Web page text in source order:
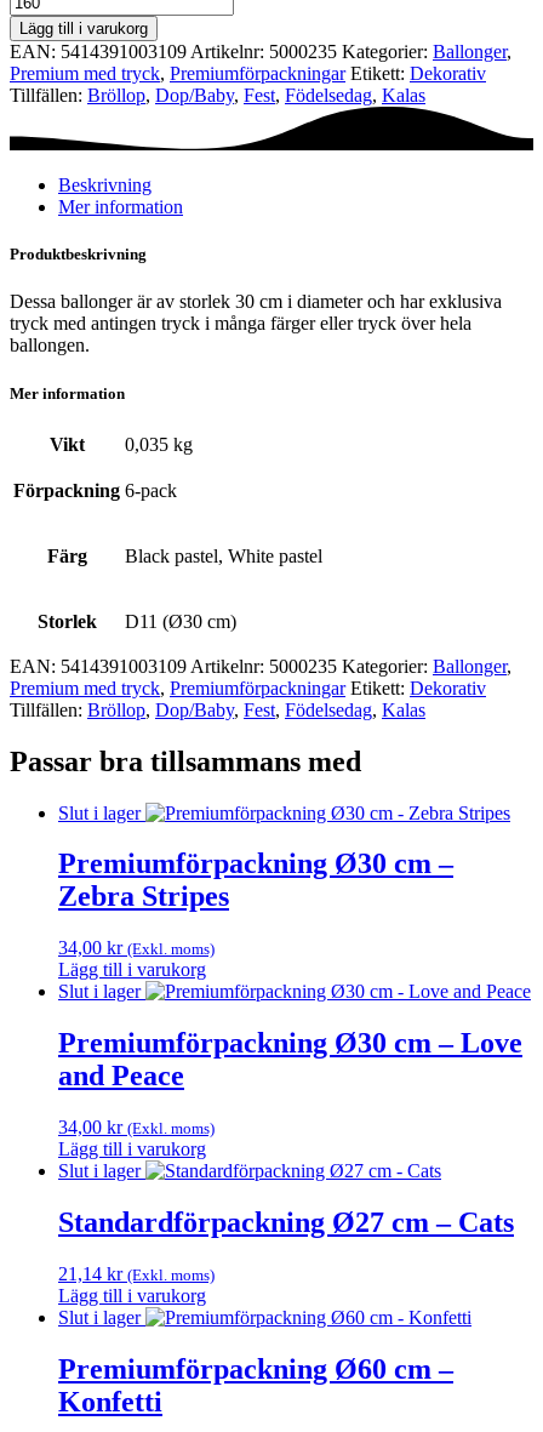
Ø30
cm
-
Circles
mängd
Lägg till i varukorg
EAN: 5414391003109 Artikelnr: 5000235 Kategorier: Ballonger,
Premium med tryck, Premium­förpackningar Etikett: Dekorativ
Tillfällen: Bröllop, Dop/Baby, Fest, Födelsedag, Kalas
Beskrivning
Mer information
Produktbeskrivning
Dessa ballonger är av storlek 30 cm i diameter och har exklusiva
tryck med antingen tryck i många färger eller tryck över hela
ballongen.
Mer information
Vikt 0,035 kg
Förpackning 6-pack
Färg Black pastel, White pastel
Storlek D11 (Ø30 cm)
EAN: 5414391003109 Artikelnr: 5000235 Kategorier: Ballonger,
Premium med tryck, Premium­förpackningar Etikett: Dekorativ
Tillfällen: Bröllop, Dop/Baby, Fest, Födelsedag, Kalas
Passar bra tillsammans med
Slut i lager
Premiumförpackning Ø30 cm –
Zebra Stripes
34,00 kr (Exkl. moms)
Lägg till i varukorg
Slut i lager
Premiumförpackning Ø30 cm – Love
and Peace
34,00 kr (Exkl. moms)
Lägg till i varukorg
Slut i lager
Standardförpackning Ø27 cm – Cats
21,14 kr (Exkl. moms)
Lägg till i varukorg
Slut i lager
Premiumförpackning Ø60 cm –
Konfetti